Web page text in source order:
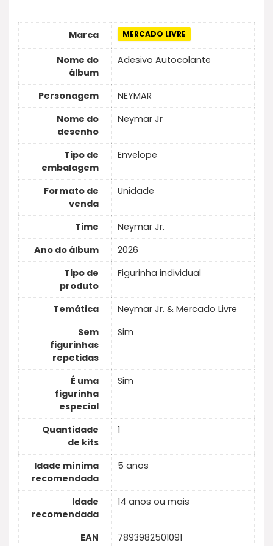
Marca MERCADO LIVRE
Nome do
álbum
Adesivo Autocolante
Personagem
NEYMAR
Nome do
desenho
Neymar Jr
Tipo de
embalagem
Envelope
Formato de
venda
Unidade
Time
Neymar Jr.
Ano do álbum
2026
Tipo de
produto
Figurinha individual
Temática
Neymar Jr. & Mercado Livre
Sem
figurinhas
repetidas
Sim
É uma
figurinha
especial
Sim
Quantidade
de kits
1
Idade mínima
recomendada
5 anos
Idade
recomendada
14 anos ou mais
EAN 7893982501091